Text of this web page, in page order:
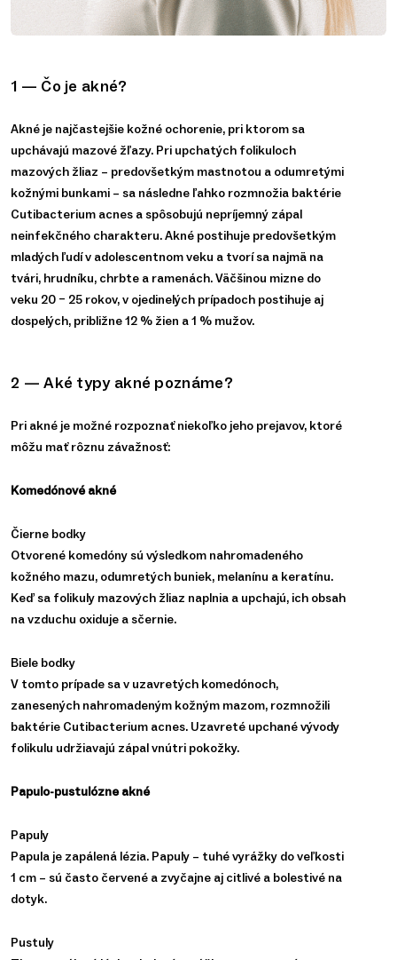
1 — Čo je akné?
Akné je najčastejšie kožné ochorenie, pri ktorom sa
upchávajú mazové žľazy. Pri upchatých folikuloch
mazových žliaz – predovšetkým mastnotou a odumretými
kožnými bunkami – sa následne ľahko rozmnožia baktérie
Cutibacterium acnes a spôsobujú nepríjemný zápal
neinfekčného charakteru. Akné postihuje predovšetkým
mladých ľudí v adolescentnom veku a tvorí sa najmä na
tvári, hrudníku, chrbte a ramenách. Väčšinou mizne do
veku 20 – 25 rokov, v ojedinelých prípadoch postihuje aj
dospelých, približne 12 % žien a 1 % mužov.
2 — Aké typy akné poznáme?
Pri akné je možné rozpoznať niekoľko jeho prejavov, ktoré
môžu mať rôznu závažnosť:
Komedónové akné
Čierne bodky
Otvorené komedóny sú výsledkom nahromadeného
kožného mazu, odumretých buniek, melanínu a keratínu.
Keď sa folikuly mazových žliaz naplnia a upchajú, ich obsah
na vzduchu oxiduje a sčernie.
Biele bodky
V tomto prípade sa v uzavretých komedónoch,
zanesených nahromadeným kožným mazom, rozmnožili
baktérie Cutibacterium acnes. Uzavreté upchané vývody
folikulu udržiavajú zápal vnútri pokožky.
Papulo-pustulózne akné
Papuly
Papula je zapálená lézia. Papuly – tuhé vyrážky do veľkosti
1 cm – sú často červené a zvyčajne aj citlivé a bolestivé na
dotyk.
Pustuly